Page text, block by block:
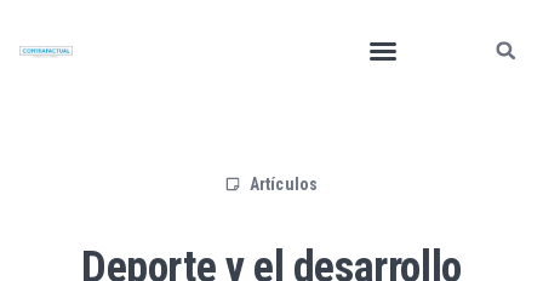
Artículos
Deporte y el desarrollo